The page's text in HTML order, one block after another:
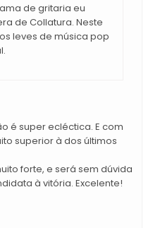
de gritaria eu
de Collatura. Neste
leves de música pop
é super ecléctica. E com
superior à dos últimos
forte, e será sem dúvida
à vitória. Excelente!